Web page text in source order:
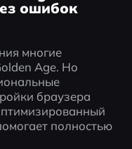
ошибок
многие
Age. Но
браузера
полностью